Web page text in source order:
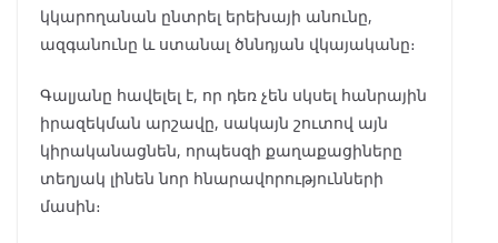
կկարողանան ընտրել երեխայի անունը,
ազգանունը և ստանալ ծննդյան վկայականը։
Գալյանը հավելել է, որ դեռ չեն սկսել հանրային
իրազեկման արշավը, սակայն շուտով այն
կիրականացնեն, որպեսզի քաղաքացիները
տեղյակ լինեն նոր հնարավորությունների
մասին։